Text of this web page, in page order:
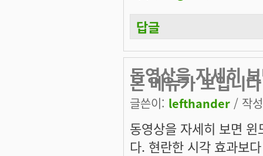
답글
동영상을 자세히
본 메뉴가 보입니다
글쓴이: lefthander / 작
동영상을 자세히 보면
다. 현란한 시각 효과보